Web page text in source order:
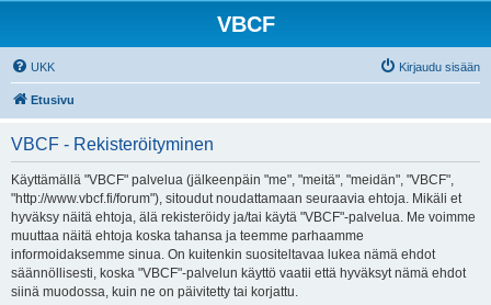
VBCF
UKK Kirjaudu sisään
Etusivu
VBCF - Rekisteröityminen
Käyttämällä "VBCF" palvelua (jälkeenpäin "me", "meitä", "meidän", "VBCF",
"http://www.vbcf.fi/forum"), sitoudut noudattamaan seuraavia ehtoja. Mikäli et
hyväksy näitä ehtoja, älä rekisteröidy ja/tai käytä "VBCF"-palvelua. Me voimme
muuttaa näitä ehtoja koska tahansa ja teemme parhaamme
informoidaksemme sinua. On kuitenkin suositeltavaa lukea nämä ehdot
säännöllisesti, koska "VBCF"-palvelun käyttö vaatii että hyväksyt nämä ehdot
siinä muodossa, kuin ne on päivitetty tai korjattu.